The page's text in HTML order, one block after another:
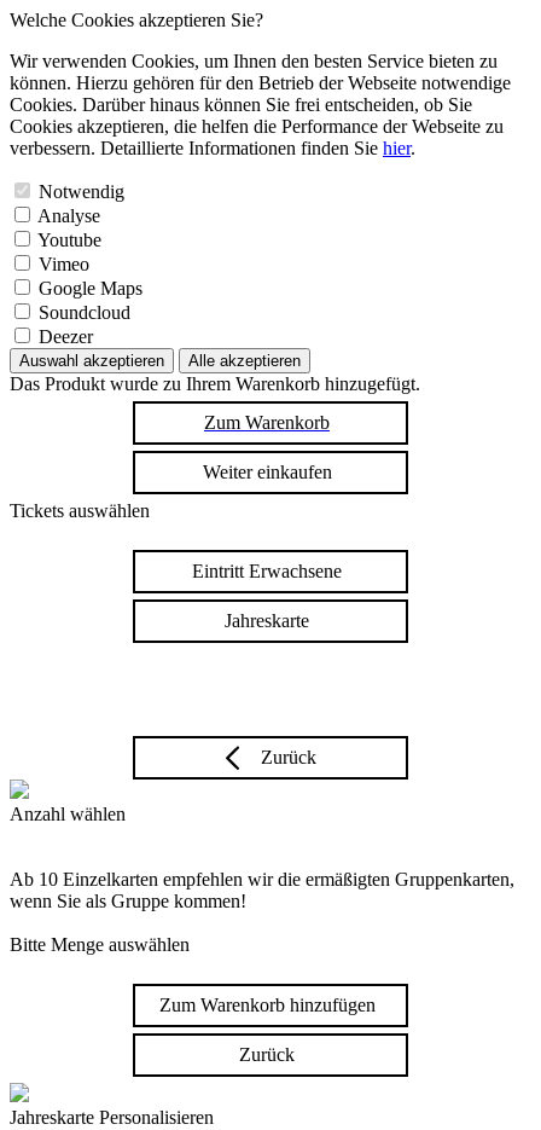
Welche Cookies akzeptieren Sie?
Wir verwenden Cookies, um Ihnen den besten Service bieten zu
können. Hierzu gehören für den Betrieb der Webseite notwendige
Cookies. Darüber hinaus können Sie frei entscheiden, ob Sie
Cookies akzeptieren, die helfen die Performance der Webseite zu
verbessern. Detaillierte Informationen finden Sie hier.
Notwendig
Analyse
Youtube
Vimeo
Google Maps
Soundcloud
Deezer
Auswahl akzeptieren Alle akzeptieren
Das Produkt wurde zu Ihrem Warenkorb hinzugefügt.
Zum Warenkorb
Weiter einkaufen
Tickets auswählen
Eintritt Erwachsene
Jahreskarte
Zurück
Anzahl wählen
Ab 10 Einzelkarten empfehlen wir die ermäßigten Gruppenkarten,
wenn Sie als Gruppe kommen!
Bitte Menge auswählen
Zum Warenkorb hinzufügen
Zurück
Jahreskarte Personalisieren